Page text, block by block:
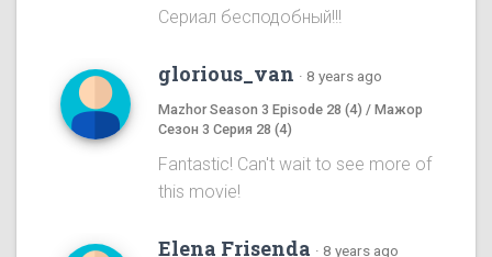
Сериал бесподобный!!!
glorious_van · 8 years ago
Mazhor Season 3 Episode 28 (4) / Мажор
Сезон 3 Серия 28 (4)
Fantastic! Can't wait to see more of
this movie!
Elena Frisenda · 8 years ago